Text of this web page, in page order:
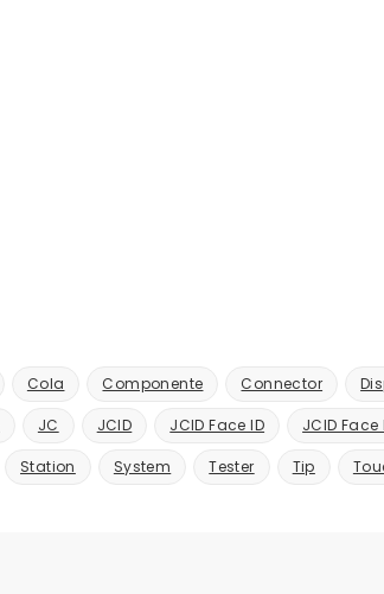
Cola Componente Connector
JC JCID JCID Face ID JCID Face
Station System Tester Tip